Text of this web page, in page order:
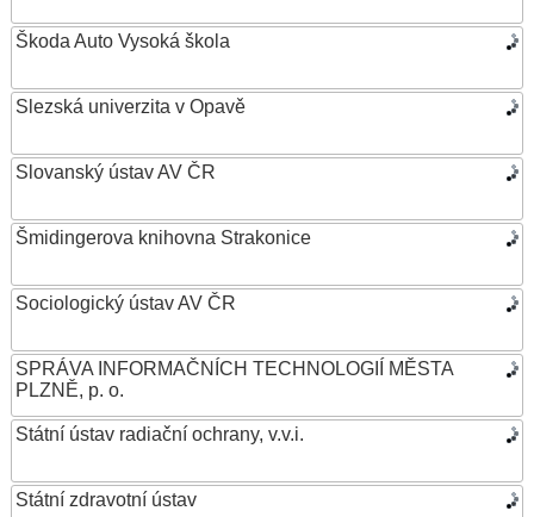
Škoda Auto Vysoká škola
Slezská univerzita v Opavě
Slovanský ústav AV ČR
Šmidingerova knihovna Strakonice
Sociologický ústav AV ČR
SPRÁVA INFORMAČNÍCH TECHNOLOGIÍ MĚSTA
PLZNĚ, p. o.
Státní ústav radiační ochrany, v.v.i.
Státní zdravotní ústav